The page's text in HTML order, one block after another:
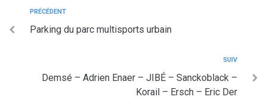
PRÉCÉDENT
Parking du parc multisports urbain
SUIV
Demsé – Adrien Enaer – JIBÉ – Sanckoblack –
Korail – Ersch – Eric Der